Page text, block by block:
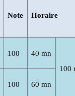
Note Horaire
100 40mn
100
100 60mn